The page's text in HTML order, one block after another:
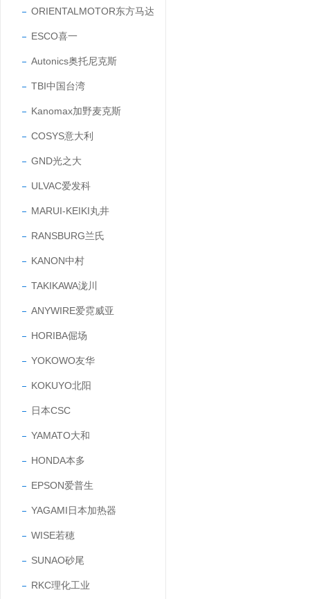
ORIENTALMOTOR东方马达
ESCO喜一
Autonics奥托尼克斯
TBI中国台湾
Kanomax加野麦克斯
COSYS意大利
GND光之大
ULVAC爱发科
MARUI-KEIKI丸井
RANSBURG兰氏
KANON中村
TAKIKAWA泷川
ANYWIRE爱霓威亚
HORIBA倔场
YOKOWO友华
KOKUYO北阳
日本CSC
YAMATO大和
HONDA本多
EPSON爱普生
YAGAMI日本加热器
WISE若穂
SUNAO砂尾
RKC理化工业